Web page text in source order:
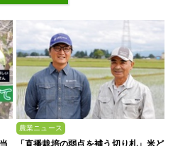
農業ニュース
「直播栽培の弱点を補う切り札」米ど